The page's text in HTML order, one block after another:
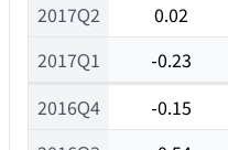
2017Q2
2017Q1
2016Q4
0.02
-0.23
-0.15